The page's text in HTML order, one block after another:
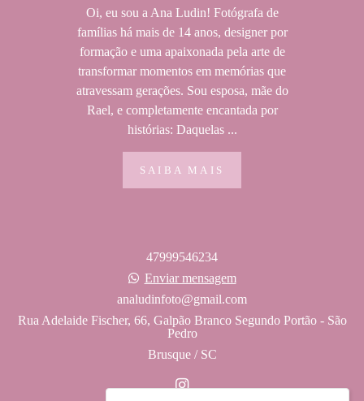
Oi, eu sou a Ana Ludin! Fotógrafa de
famílias há mais de 14 anos, designer por
formação e uma apaixonada pela arte de
transformar momentos em memórias que
atravessam gerações. Sou esposa, mãe do
Rael, e completamente encantada por
histórias: Daquelas ...
SAIBA MAIS
47999546234
Enviar mensagem
analudinfoto@gmail.com
Rua Adelaide Fischer, 66, Galpão Branco Segundo Portão - São
Pedro
Brusque / SC